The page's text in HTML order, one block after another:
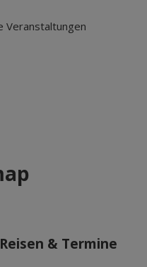
2026
2027
Veranstaltungen
Reisen & Termine